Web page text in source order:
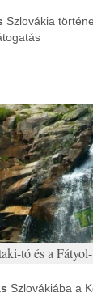
Szlovákia
tó és a
Szlovákiába a